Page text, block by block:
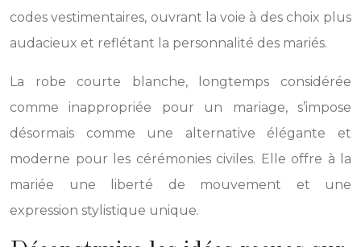
codes vestimentaires, ouvrant la voie à des choix plus
audacieux et reflétant la personnalité des mariés.
La robe courte blanche, longtemps considérée
comme inappropriée pour un mariage, s’impose
désormais comme une alternative élégante et
moderne pour les cérémonies civiles. Elle offre à la
mariée une liberté de mouvement et une
expression stylistique unique.